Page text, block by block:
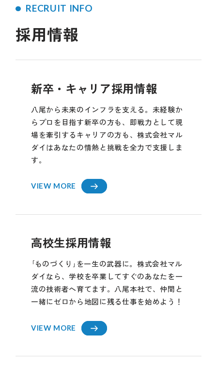
RECRUIT INFO
採用情報
新卒・キャリア採用情報
八尾から未来のインフラを支える。未経験か
らプロを目指す新卒の方も、即戦力として現
場を牽引するキャリアの方も、株式会社マル
ダイはあなたの情熱と挑戦を全力で支援しま
す。
VIEW MORE
高校生採用情報
｢ものづくり｣を一生の武器に。株式会社マル
ダイなら、学校を卒業してすぐのあなたを一
流の技術者へ育てます。八尾本社で、仲間と
一緒にゼロから地図に残る仕事を始めよう！
VIEW MORE